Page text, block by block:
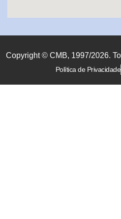
Copyright © CMB, 1997/2026.
Política de Privacidade